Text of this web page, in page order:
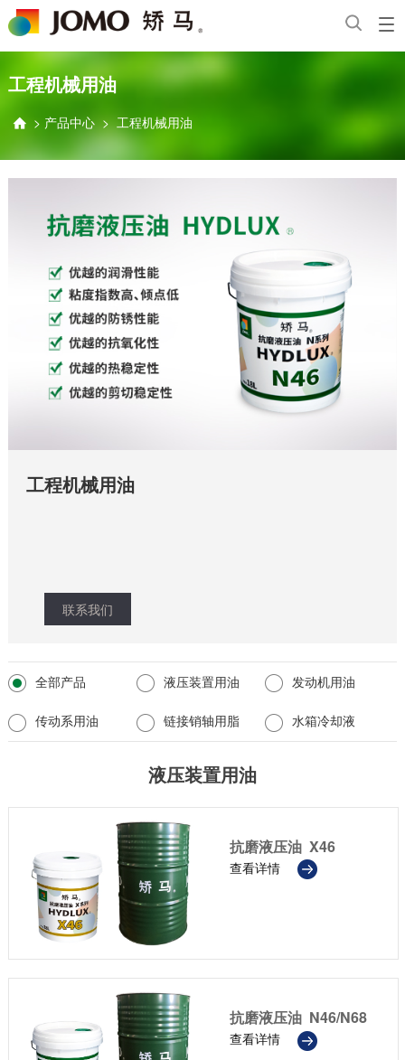
工程机械用油
 > 产品中心 >工程机械用油
工程机械用油
联系我们
全部产品 液压装置用油 发动机用油
传动系用油 链接销轴用脂 水箱冷却液
液压装置用油
抗磨液压油 X46
查看详情
抗磨液压油 N46/N68
查看详情